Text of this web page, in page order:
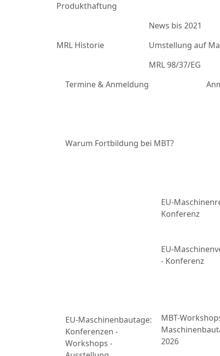
Produkthaftung
MRL Historie
News bis 2021
Umstellung auf
MRL 98/37/EG
Termine & Anmeldung
Warum Fortbildung bei MBT?
EU-Maschinenbautage:
Konferenzen -
Workshops -
EU-
Konferenz
EU-
- Konferenz
MBT-
2026